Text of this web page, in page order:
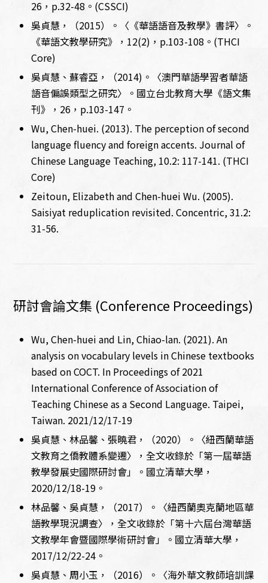
26，p.32-48。(CSSCI)
吳貞慧，（2015）。〈《華語語音及教學》書評〉。
《華語文教學研究》，12(2)，p.103-108。(THCI
Core)
吳貞慧、蘇睿亞，（2014)。〈澳門華語學習者華語
語音偏誤類型之研究〉。國立台北教育大學《語文集
刊》，26，p.103-147。
Wu, Chen-huei. (2013). The perception of second
language fluency and foreign accents. Journal of
Chinese Language Teaching, 10.2: 117-141. (THCI
Core)
Zeitoun, Elizabeth and Chen-huei Wu. (2005).
Saisiyat reduplication revisited. Concentric, 31.2:
31-56.
研討會論文集 (Conference Proceedings)
Wu, Chen-huei and Lin, Chiao-lan. (2021). An
analysis on vocabulary levels in Chinese textbooks
based on COCT. In Proceedings of 2021
International Conference of Association of
Teaching Chinese as a Second Language. Taipei,
Taiwan. 2021/12/17-19
吳貞慧、林品馨、張曉君，（2020）。〈紐西蘭華語
文教育之僑教體系變遷〉，全文收錄於「第一屆華語
教學發展史國際研討會」。國立清華大學，
2020/12/18-19。
林品馨、吳貞慧，（2017）。〈紐西蘭奧克蘭地區華
語教學現況調查〉，全文收錄於「第十六屆台灣華語
文教學年會暨國際學術研討會」。國立清華大學，
2017/12/22-24。
吳貞慧、周小玉，（2016）。〈海外華文教師培訓課